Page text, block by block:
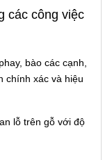
các công việc
bào các cạnh,
chính xác và hiệu
lỗ trên gỗ với độ